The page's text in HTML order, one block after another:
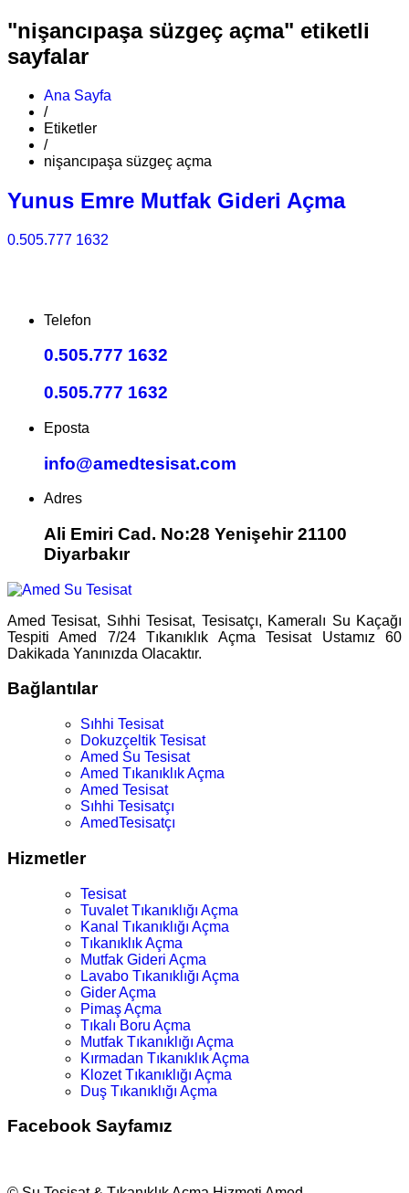
"nişancıpaşa süzgeç açma" etiketli
sayfalar
Ana Sayfa
/
Etiketler
/
nişancıpaşa süzgeç açma
Yunus Emre Mutfak Gideri Açma
0.505.777 1632
Telefon
0.505.777 1632
0.505.777 1632
Eposta
info@amedtesisat.com
Adres
Ali Emiri Cad. No:28 Yenişehir 21100
Diyarbakır
Amed Tesisat, Sıhhi Tesisat, Tesisatçı, Kameralı Su Kaçağı
Tespiti Amed 7/24 Tıkanıklık Açma Tesisat Ustamız 60
Dakikada Yanınızda Olacaktır.
Bağlantılar
Sıhhi Tesisat
Dokuzçeltik Tesisat
Amed Su Tesisat
Amed Tıkanıklık Açma
Amed Tesisat
Sıhhi Tesisatçı
AmedTesisatçı
Hizmetler
Tesisat
Tuvalet Tıkanıklığı Açma
Kanal Tıkanıklığı Açma
Tıkanıklık Açma
Mutfak Gideri Açma
Lavabo Tıkanıklığı Açma
Gider Açma
Pimaş Açma
Tıkalı Boru Açma
Mutfak Tıkanıklığı Açma
Kırmadan Tıkanıklık Açma
Klozet Tıkanıklığı Açma
Duş Tıkanıklığı Açma
Facebook Sayfamız